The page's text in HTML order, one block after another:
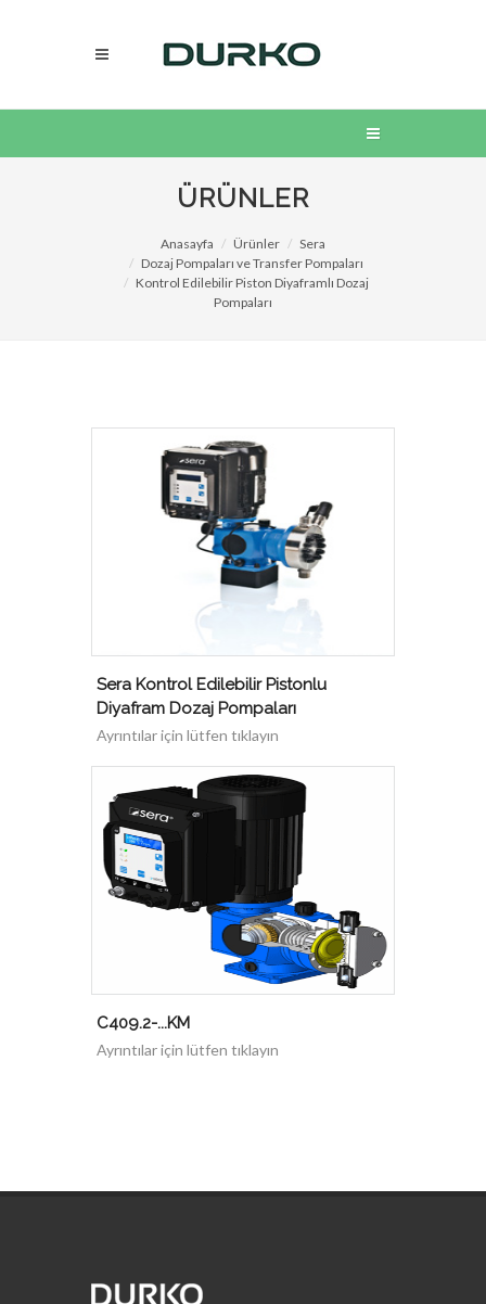
ÜRÜNLER
Anasayfa Ürünler
Sera
Dozaj Pompaları ve Transfer Pompaları
Kontrol Edilebilir Piston Diyaframlı Dozaj
Pompaları
Sera Kontrol Edilebilir Pistonlu
Diyafram Dozaj Pompaları
Ayrıntılar için lütfen tıklayın
C409.2-...KM
Ayrıntılar için lütfen tıklayın